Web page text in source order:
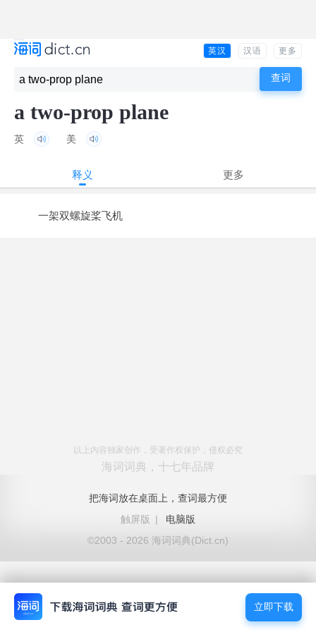
英汉 汉语 更多
a two-prop plane
英 美
释义 更多
一架双螺旋桨飞机
以上内容独家创作，受著作权保护，侵权必究
海词词典，十七年品牌
把海词放在桌面上，查词最方便
触屏版
|
电脑版
©2003 - 2026 海词词典(Dict.cn)
立即下载
立即下载